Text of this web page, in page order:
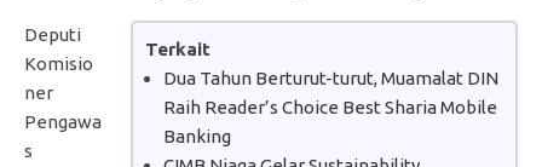
Terkait
Dua Tahun Berturut-turut, Muamalat DIN
Raih Reader’s Choice Best Sharia Mobile
Banking
Deputi
Komisio
ner
Pengawa
s